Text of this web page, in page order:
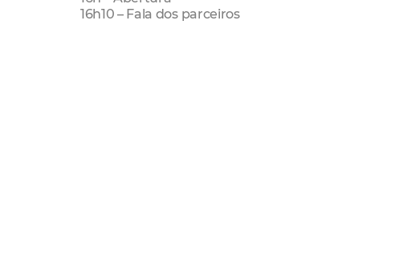
16h10 – Fala dos parceiros